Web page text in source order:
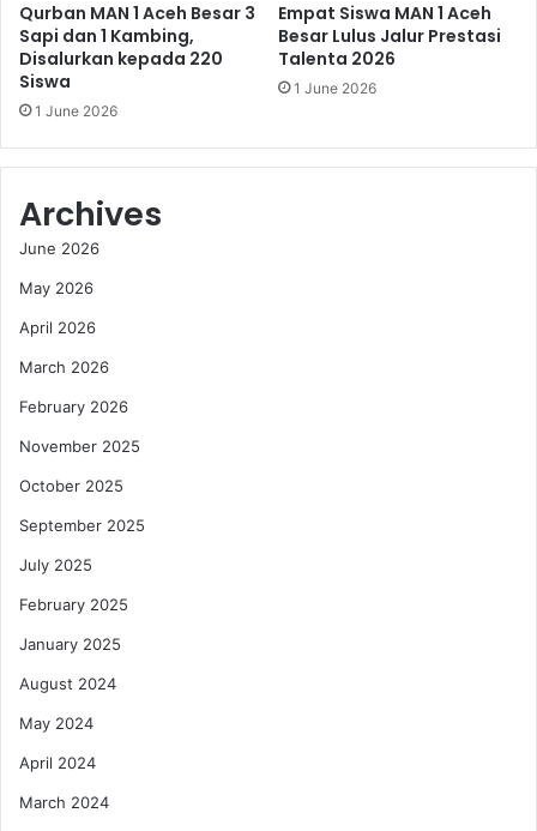
Qurban MAN 1 Aceh Besar 3
Sapi dan 1 Kambing,
Disalurkan kepada 220
Siswa
1 June 2026
Empat Siswa MAN 1 Aceh
Besar Lulus Jalur Prestasi
Talenta 2026
1 June 2026
Archives
June 2026
May 2026
April 2026
March 2026
February 2026
November 2025
October 2025
September 2025
July 2025
February 2025
January 2025
August 2024
May 2024
April 2024
March 2024